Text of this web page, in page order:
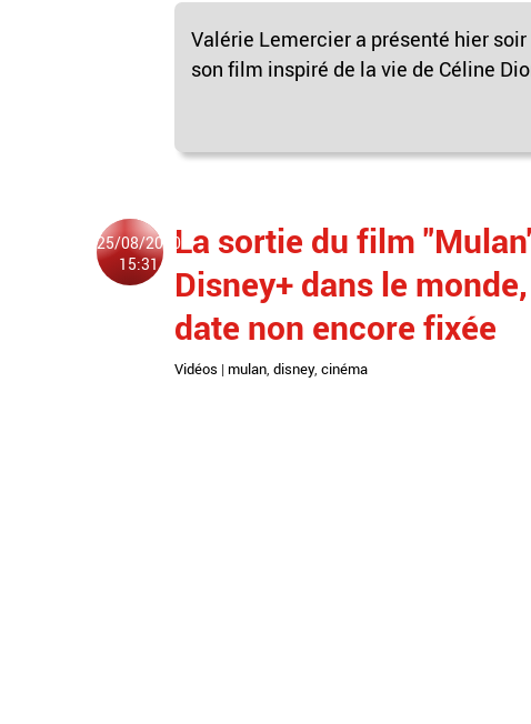
Valérie Lemercier a présenté hier
son film inspiré de la vie de Céline
25/08/2020
15:31
La sortie du film
Disney+ dans le
date non encore fixée
Vidéos | mulan, disney, cinéma